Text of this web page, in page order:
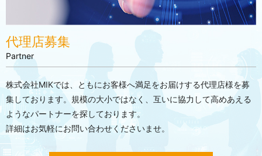
代理店募集
Partner
株式会社MIKでは、ともにお客様へ満足をお届けする代理店様を募
集しております。規模の大小ではなく、互いに協力して高めあえる
ようなパートナーを探しております。
詳細はお気軽にお問い合わせくださいませ。